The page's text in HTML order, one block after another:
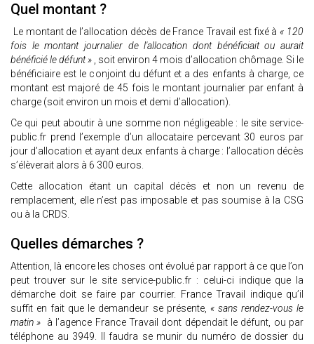
Quel montant ?
Le montant de l’allocation décès de France Travail est fixé à « 120
fois le montant journalier de l'allocation dont bénéficiait ou aurait
bénéficié le défunt » , soit environ 4 mois d’allocation chômage. Si le
bénéficiaire est le conjoint du défunt et a des enfants à charge, ce
montant est majoré de 45 fois le montant journalier par enfant à
charge (soit environ un mois et demi d’allocation).
Ce qui peut aboutir à une somme non négligeable : le site service-
public.fr prend l’exemple d’un allocataire percevant 30 euros par
jour d’allocation et ayant deux enfants à charge : l’allocation décès
s’élèverait alors à 6 300 euros.
Cette allocation étant un capital décès et non un revenu de
remplacement, elle n’est pas imposable et pas soumise à la CSG
ou à la CRDS.
Quelles démarches ?
Attention, là encore les choses ont évolué par rapport à ce que l’on
peut trouver sur le site service-public.fr : celui-ci indique que la
démarche doit se faire par courrier. France Travail indique qu’il
suffit en fait que le demandeur se présente, « sans rendez-vous le
matin »
à l’agence France Travail dont dépendait le défunt, ou par
téléphone au 3949. Il faudra se munir du numéro de dossier du